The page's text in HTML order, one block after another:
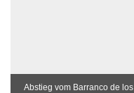
Abstieg vom Barranco de los